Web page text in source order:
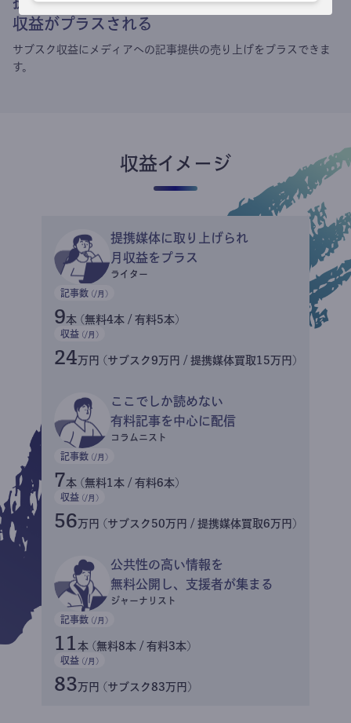
収益がプラスされる
サブスク収益にメディアへの記事提供の売り上げをプラスできま
す。
収益イメージ
提携媒体に取り上げられ
月収益をプラス
ライター
記事数 (/月)
9本 (無料4本 / 有料5本)
収益 (/月)
24万円 (サブスク9万円 / 提携媒体買取15万円)
ここでしか読めない
有料記事を中心に配信
コラムニスト
記事数 (/月)
7本 (無料1本 / 有料6本)
収益 (/月)
56万円 (サブスク50万円 / 提携媒体買取6万円)
公共性の高い情報を
無料公開し、支援者が集まる
ジャーナリスト
記事数 (/月)
11 本 (無料8本 / 有料3本)
収益 (/月)
83万円 (サブスク83万円)